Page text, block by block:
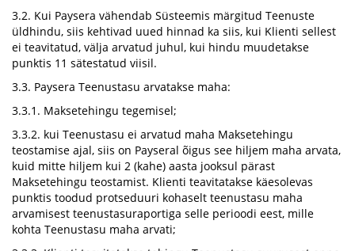
3.2. Kui Paysera vähendab Süsteemis märgitud Teenuste
üldhindu, siis kehtivad uued hinnad ka siis, kui Klienti sellest
ei teavitatud, välja arvatud juhul, kui hindu muudetakse
punktis 11 sätestatud viisil.
3.3. Paysera Teenustasu arvatakse maha:
3.3.1. Maksetehingu tegemisel;
3.3.2. kui Teenustasu ei arvatud maha Maksetehingu
teostamise ajal, siis on Payseral õigus see hiljem maha arvata,
kuid mitte hiljem kui 2 (kahe) aasta jooksul pärast
Maksetehingu teostamist. Klienti teavitatakse käesolevas
punktis toodud protseduuri kohaselt teenustasu maha
arvamisest teenustasuraportiga selle perioodi eest, mille
kohta Teenustasu maha arvati;